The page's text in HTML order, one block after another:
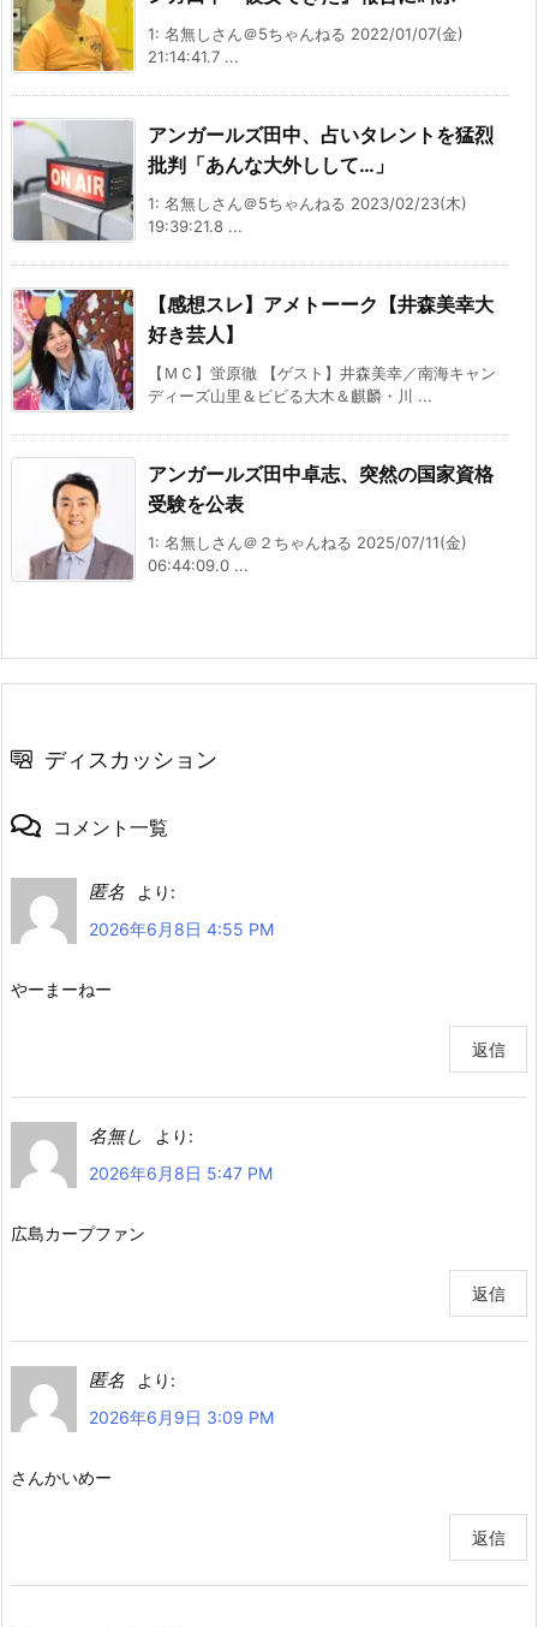
1: 名無しさん＠5ちゃんねる 2022/01/07(金)
21:14:41.7 ...
アンガールズ田中、占いタレントを猛烈
批判「あんな大外しして…」
1: 名無しさん＠5ちゃんねる 2023/02/23(木)
19:39:21.8 ...
【感想スレ】アメトーーク【井森美幸大
好き芸人】
【ＭＣ】蛍原徹 【ゲスト】井森美幸／南海キャン
ディーズ山里＆ビビる大木＆麒麟・川 ...
アンガールズ田中卓志、突然の国家資格
受験を公表
1: 名無しさん＠２ちゃんねる 2025/07/11(金)
06:44:09.0 ...
ディスカッション
コメント一覧
匿名
より:
2026年6月8日 4:55 PM
やーまーねー
返信
名無し
より:
2026年6月8日 5:47 PM
広島カープファン
返信
匿名
より:
2026年6月9日 3:09 PM
さんかいめー
返信